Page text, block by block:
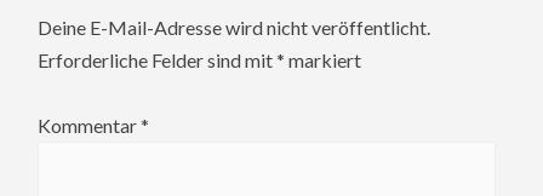
Deine E-Mail-Adresse wird nicht veröffentlicht.
Erforderliche Felder sind mit* markiert
Kommentar*